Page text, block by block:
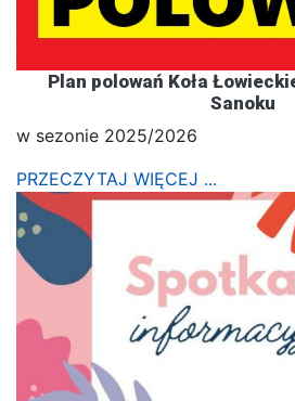
Plan polowań Koła
Sanoku
w sezonie 2025/2026
PRZECZYTAJ WIĘCEJ ...